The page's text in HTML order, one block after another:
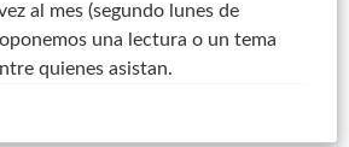
al mes (segundo lunes de
una lectura o un tema
quienes asistan.